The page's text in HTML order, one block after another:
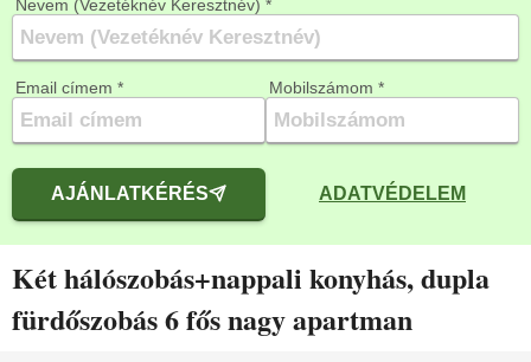
Nevem (Vezetéknév Keresztnév) *
Email címem * Mobilszámom *
AJÁNLATKÉRÉS ADATVÉDELEM
Két hálószobás+nappali konyhás, dupla
fürdőszobás 6 fős nagy apartman